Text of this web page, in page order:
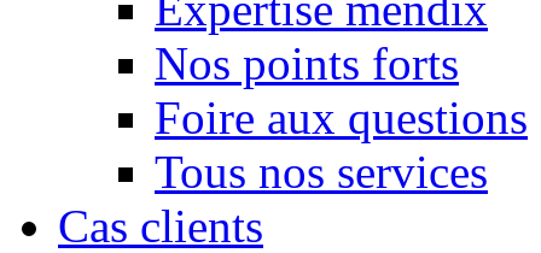
Nos points forts
Foire aux questions
Tous nos services
Cas clients